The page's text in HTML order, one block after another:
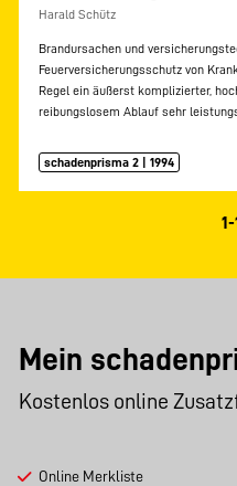
Harald Schütz
Brandursachen und
Feuerversicherungsschutz von
Regel ein äußerst komplizierter,
reibungslosem Ablauf sehr
schadenprisma 2 | 1994
1-
Mein
Kostenlos online
Online Merkliste